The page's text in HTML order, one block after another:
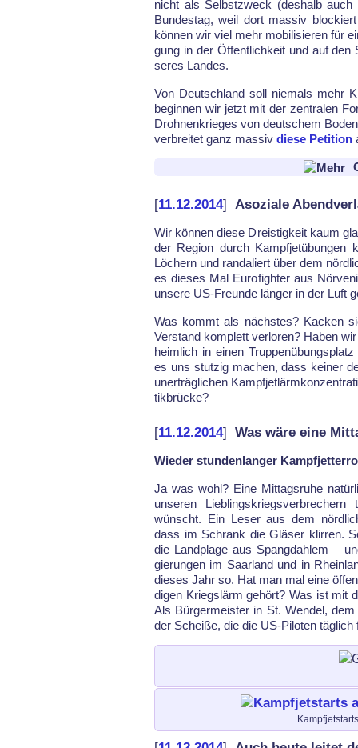
nicht als Selbst­zweck (des­halb auch
Bun­des­tag, weil dort mas­siv
kön­nen wir viel mehr mo­bi­li­sie­ren für
gung in der Öf­fent­lich­keit und auf
se­res Lan­des.
Von Deutsch­land soll nie­mals mehr
be­gin­nen wir jetzt mit der zen­tra­len
Droh­nen­krie­ges von deut­schem
ver­brei­tet ganz mas­siv die­se Pe­ti­ti­on
[11.12.2014] Asoziale
Wir kön­nen die­se Dreis­tig­keit kaum
der Re­gi­on durch
Löchern und ran­da­liert über dem
es die­ses Mal Eu­ro­figh­ter aus
un­se­re US-Freun­de län­ger in der Luft
Was kommt als nächs­tes? Ka­cken
Ver­stand kom­plett ver­lo­ren? Ha­ben
heim­lich in einen
es uns stut­zig ma­chen, dass kei­ner
un­er­träg­li­chen
tik­brü­cke?
[11.12.2014] Was wäre eine
Wieder stundenlanger
Ja was wohl? Ei­ne Mit­tags­ru­he
un­se­ren
wünscht. Ein Le­ser aus dem
dass im Schrank die Glä­ser klir­ren.
die Land­pla­ge aus Spang­dah­lem –
gie­rung­en im Saar­land und in
die­ses Jahr so. Hat man mal ei­ne
di­gen Kriegs­lärm gehört? Was ist mit
Als Bür­ger­meis­ter in St. Wen­del,
der Scheiße, die die US-Pi­lo­ten